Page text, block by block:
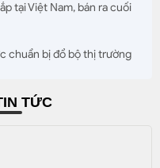
tại Việt Nam, bán ra cuối
chuẩn bị đổ bộ thị trường
TỨC